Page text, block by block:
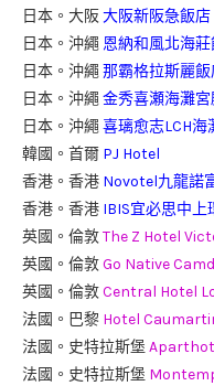
日本。大阪大阪新阪急飯店
日本。沖繩 恩納和風北海
日本。沖繩那霸格拉斯麗飯
日本。沖繩金秀喜瀬海灘
日本。沖繩喜璃愈志LCH海
韓國。首爾 PJ Hotel
香港。香港 Novotel九龍諾
香港。香港 IBIS宜必思中上
英國。倫敦The Z Hotel
英國。倫敦Go Native
英國。倫敦Central Hotel
法國。巴黎 Hotel
法國。史特拉斯堡
法國。史特拉斯堡